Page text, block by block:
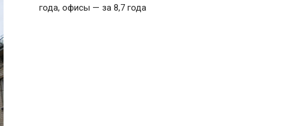
года, офисы — за 8,7 года